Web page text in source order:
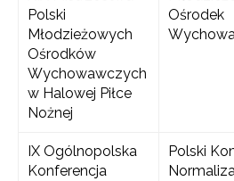
Polski
Młodzieżowych
Ośrodków
Wychowawczych
w Halowej Piłce
Nożnej
Ośrodek
IX Ogólnopolska
Konferencja
Polski